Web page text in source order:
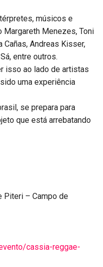
músicos e
Menezes, Toni
Cañas, Andreas Kisser,
entre outros.
isso ao lado de artistas
uma experiência
se prepara para
que está arrebatando
Piteri – Campo de
cassia-reggae-